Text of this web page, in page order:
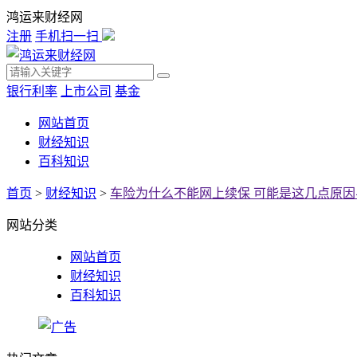
鸿运来财经网
注册 手机扫一扫
银行利率 上市公司 基金
网站首页
财经知识
百科知识
首页 > 财经知识 > 车险为什么不能网上续保 可能是这几点原
网站分类
网站首页
财经知识
百科知识